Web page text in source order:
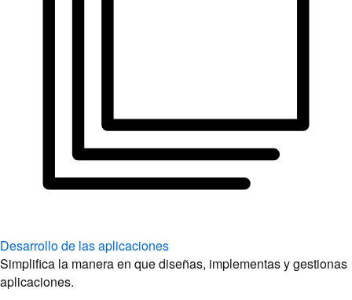
Desarrollo de las aplicaciones
Simplifica la manera en que diseñas, implementas y gestionas
aplicaciones.